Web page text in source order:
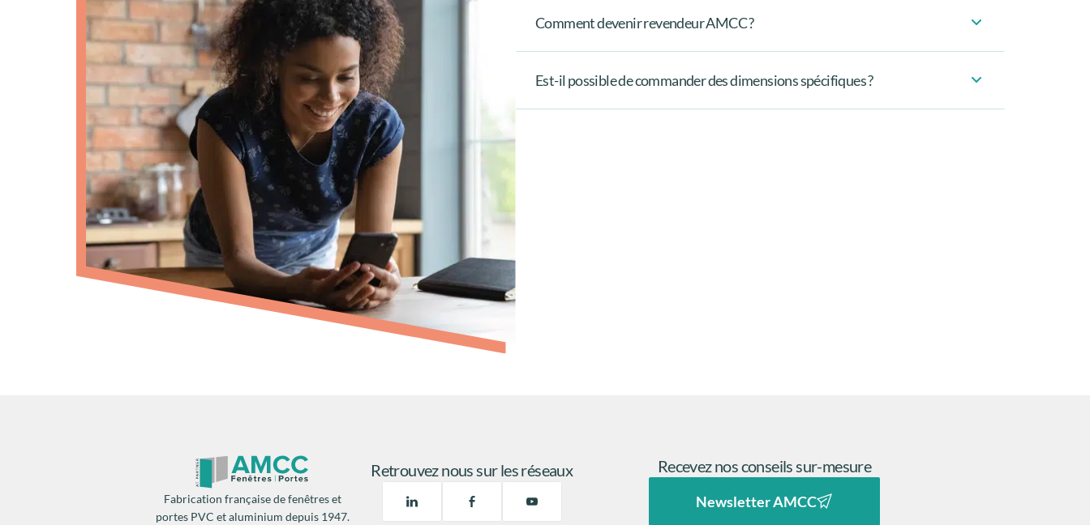
Comment devenir revendeur AMCC ?
Est-il possible de commander des dimensions spécifiques ?
Fabrication française de fenêtres et
portes PVC et aluminium depuis 1947.
Retrouvez nous sur les réseaux Recevez nos conseils sur-mesure
Newsletter AMCC